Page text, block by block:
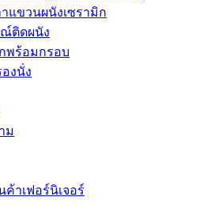
แขวนผนังเซรามิก
ติดผนัง
พร้อมกรอบ
องนั่ง
ม
ค้าเฟอร์นิเจอร์